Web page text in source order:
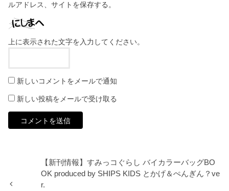
ルアドレス、サイトを保存する。
上に表示された文字を入力してください。
新しいコメントをメールで通知
新しい投稿をメールで受け取る
【新刊情報】すみっコぐらし バイカラーバッグBO
OK produced by SHIPS KIDS とかげ＆ぺんぎん？ve
r.